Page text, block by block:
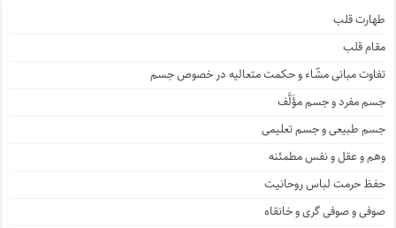
طهارت قلب
مقام قلب
تفاوت مبانی مشّاء و حکمت متعالیه در خصوص جسم
جسم مفرد و جسم مؤَلَّف
جسم طبیعی و جسم تعلیمی
وهم و عقل و نفس مطمئنه
حفظ حرمت لباس روحانیت
صوفی و صوفی گری و خانقاه